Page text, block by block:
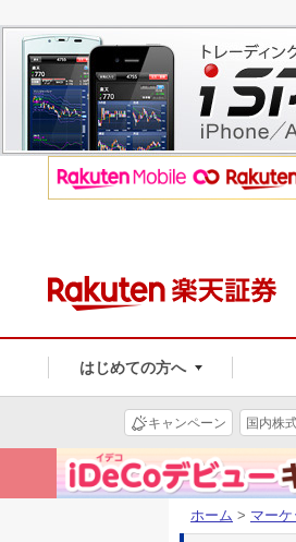
はじめての方へ
キャンペーン 国内株
ホーム > マー